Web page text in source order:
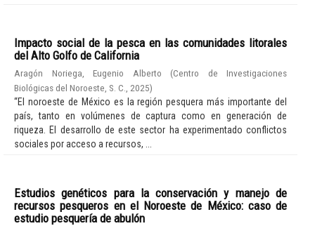
Impacto social de la pesca en las comunidades litorales
del Alto Golfo de California
Aragón Noriega, Eugenio Alberto (Centro de Investigaciones
Biológicas del Noroeste, S. C.
2025)
“El noroeste de México es la región pesquera más importante del
país, tanto en volúmenes de captura como en generación de
riqueza. El desarrollo de este sector ha experimentado conflictos
sociales por acceso a recursos, ...
Estudios genéticos para la conservación y manejo de
recursos pesqueros en el Noroeste de México: caso de
estudio pesquería de abulón